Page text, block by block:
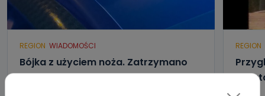
REGION WIADOMOŚCI
Bójka z użyciem noża. Zatrzymano
czterech mężczyzn z Ostrowa
REGION
23